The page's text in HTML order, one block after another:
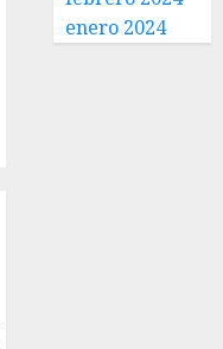
enero 2024